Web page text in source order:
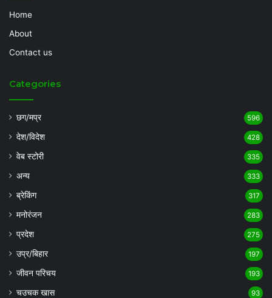
Home
About
Contact us
Categories
छग/मप्र 596
देश/विदेश 428
वेब स्टोरी 335
अन्य 333
ब्रेकिंग 317
मनोरंजन 283
प्रदेश 275
उप्र/बिहार 197
जीवन परिचय 193
चउचक खास 93